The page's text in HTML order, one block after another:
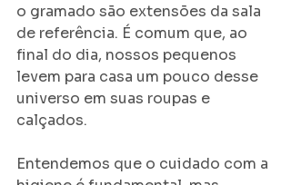
o gramado são extensões da sala
de referência. É comum que, ao
final do dia, nossos pequenos
levem para casa um pouco desse
universo em suas roupas e
calçados.
Entendemos que o cuidado com a